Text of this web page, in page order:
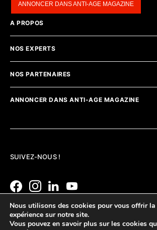
ANNONCER DANS ANTI-AGE MAGAZINE
A PROPOS
NOS EXPERTS
NOS PARTENAIRES
ANNONCER DANS ANTI-AGE MAGAZINE
SUIVEZ-NOUS !
Nous utilisons des cookies pour vous offrir
expérience sur notre site.
Vous pouvez en savoir plus sur les cookies